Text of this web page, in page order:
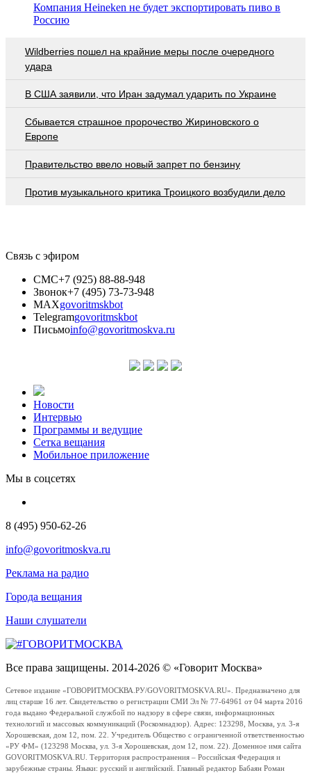
Компания Heineken не будет экспортировать пиво в
Россию
Wildberries пошел на крайние меры после очередного
удара
В США заявили, что Иран задумал ударить по Украине
Сбывается страшное пророчество Жириновского о
Европе
Правительство ввело новый запрет по бензину
Против музыкального критика Троицкого возбудили дело
Связь с эфиром
СМС+7 (925) 88-88-948
Звонок+7 (495) 73-73-948
MAXgovoritmskbot
Telegramgovoritmskbot
Письмоinfo@govoritmoskva.ru
Новости
Интервью
Программы и ведущие
Сетка вещания
Мобильное приложение
Мы в соцсетях
8 (495) 950-62-26
info@govoritmoskva.ru
Реклама на радио
Города вещания
Наши слушатели
Все права защищены. 2014-2026 © «Говорит Москва»
Сетевое издание «ГОВОРИТМОСКВА.РУ/GOVORITMOSKVA.RU». Предназначено для
лиц старше 16 лет. Свидетельство о регистрации СМИ Эл № 77-64961 от 04 марта 2016
года выдано Федеральной службой по надзору в сфере связи, информационных
технологий и массовых коммуникаций (Роскомнадзор). Адрес: 123298, Москва, ул. 3-я
Хорошевская, дом 12, пом. 22. Учредитель Общество с ограниченной ответственностью
«РУ ФМ» (123298 Москва, ул. 3-я Хорошевская, дом 12, пом. 22). Доменное имя сайта
GOVORITMOSKVA.RU. Территория распространения – Российская Федерация и
зарубежные страны. Языки: русский и английский. Главный редактор Бабаян Роман